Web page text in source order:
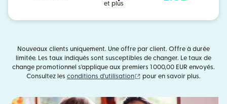
et plus
Nouveaux clients uniquement. Une offre par client. Offre à durée
limitée. Les taux indiqués sont susceptibles de changer. Le taux de
change promotionnel s'applique aux premiers 1 000,00 EUR envoyés.
Consultez les conditions d'utilisation (s'ouvre dans une nouvelle
pour en savoir plus.